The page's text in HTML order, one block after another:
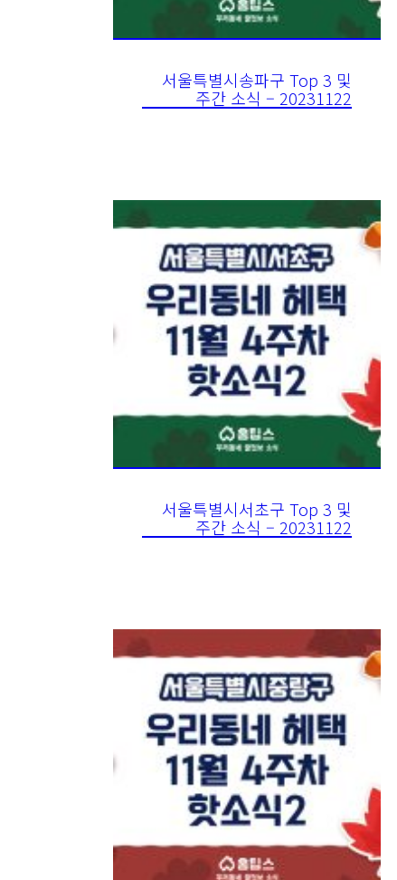
서울특별시송파구 Top 3 및
주간 소식 – 20231122
서울특별시서초구 Top 3 및
주간 소식 – 20231122